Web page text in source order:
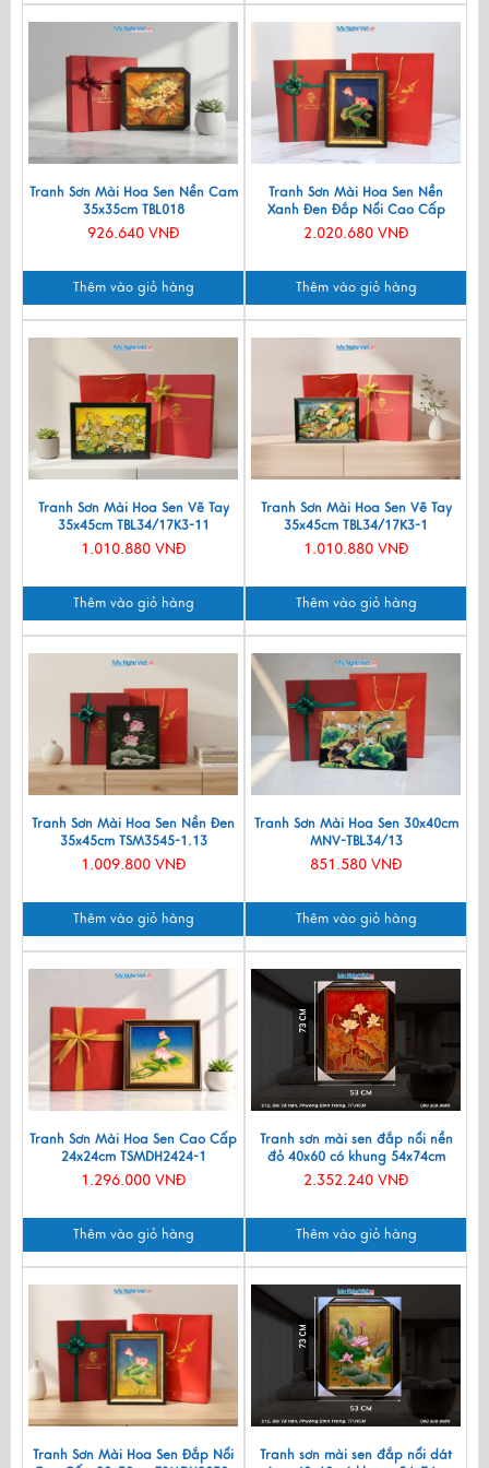
Tranh Sơn Mài Hoa Sen Nền Cam
35x35cm TBL018
926.640 VNĐ
Thêm vào giỏ hàng
Tranh Sơn Mài Hoa Sen Nền
Xanh Đen Đắp Nổi Cao Cấp
28x38cm TSMDH2838-2.3
2.020.680 VNĐ
Thêm vào giỏ hàng
Tranh Sơn Mài Hoa Sen Vẽ Tay
35x45cm TBL34/17K3-11
1.010.880 VNĐ
Thêm vào giỏ hàng
Tranh Sơn Mài Hoa Sen Vẽ Tay
35x45cm TBL34/17K3-1
1.010.880 VNĐ
Thêm vào giỏ hàng
Tranh Sơn Mài Hoa Sen Nền Đen
35x45cm TSM3545-1.13
1.009.800 VNĐ
Thêm vào giỏ hàng
Tranh Sơn Mài Hoa Sen 30x40cm
MNV-TBL34/13
851.580 VNĐ
Thêm vào giỏ hàng
Tranh Sơn Mài Hoa Sen Cao Cấp
24x24cm TSMDH2424-1
1.296.000 VNĐ
Thêm vào giỏ hàng
Tranh sơn mài sen đắp nổi nền
đỏ 40x60 có khung 54x74cm
TSM571-1.14
2.352.240 VNĐ
Thêm vào giỏ hàng
Tranh Sơn Mài Hoa Sen Đắp Nổi
Tranh sơn mài sen đắp nổi dát